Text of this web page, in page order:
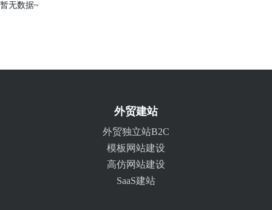
暂无数据~
外贸建站
外贸独立站B2C
模板网站建设
高仿网站建设
SaaS建站